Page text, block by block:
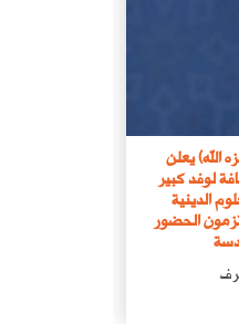
الله) يعلن
لوفد كبير
الدينية
الحضور